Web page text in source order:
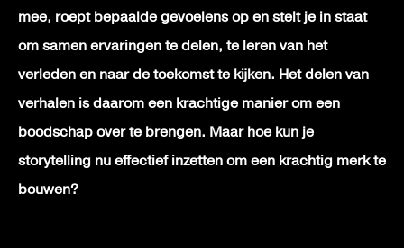
mee, roept bepaalde gevoelens op en stelt je in staat
om samen ervaringen te delen, te leren van het
verleden en naar de toekomst te kijken. Het delen van
verhalen is daarom een krachtige manier om een
boodschap over te brengen. Maar hoe kun je
storytelling nu effectief inzetten om een krachtig merk te
bouwen?